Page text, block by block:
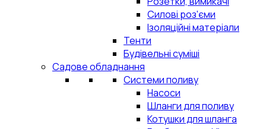
Силові роз'єми
Ізоляційні матеріали
Тенти
Будівельні суміші
Садове обладнання
Системи поливу
Насоси
Шланги для поливу
Котушки для шланга